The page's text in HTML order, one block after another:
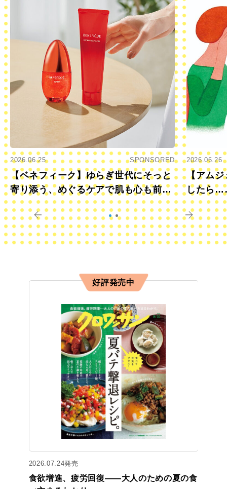
2026.06.25 SPONSORED
【ベネフィーク】ゆらぎ世代にそっと
寄り添う、めぐるケアで肌も心も前向
きに
2026.06.26
【アムジ
したら
すか？
好評発売中
2026.07.24発売
食欲増進、疲労回復——大人のための夏の食